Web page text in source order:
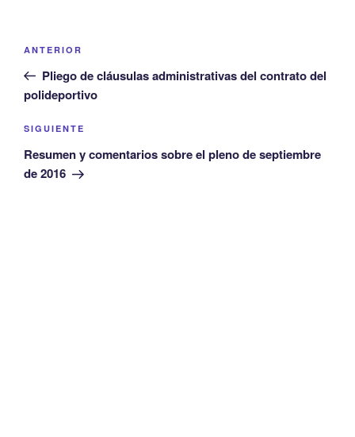
entradas
Entrada
anterior:
ANTERIOR
Pliego de cláusulas administrativas del contrato del
polideportivo
Siguiente
entrada
SIGUIENTE
Resumen y comentarios sobre el pleno de septiembre
de 2016